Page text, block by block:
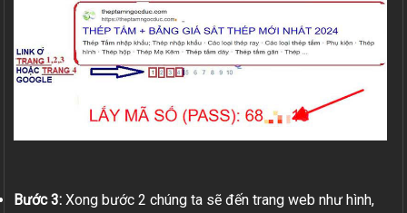
Bước 3: Xong bước 2 chúng ta sẽ đến trang web như hình,